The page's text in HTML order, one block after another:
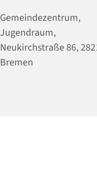
Gemeindezentrum,
Jugendraum,
Neukirchstraße 86,
Bremen